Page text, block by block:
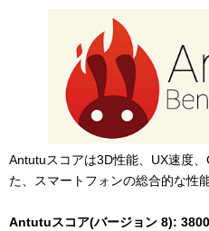
Antutuスコアは3D性能、UX速度
た、スマートフォンの総合的な性
Antutuスコア(バージョン 8):